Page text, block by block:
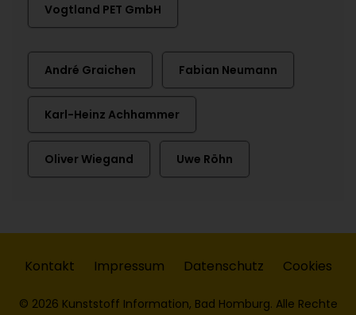
Vogtland PET GmbH
André Graichen Fabian Neumann
Karl-Heinz Achhammer
Oliver Wiegand Uwe Röhn
Kontakt Impressum Datenschutz Cookies
© 2026 Kunststoff Information, Bad Homburg. Alle Rechte